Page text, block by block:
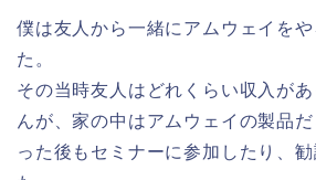
僕は友人から一緒にアムウェイを
た。
その当時友人はどれくらい収入が
んが、家の中はアムウェイの製品
った後もセミナーに参加したり、